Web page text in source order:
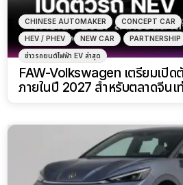
CHINESE AUTOMAKER CONCEPT CAR
HEV / PHEV NEW CAR PARTNERSHIP
ข่าวรถยนต์ไฟฟ้า EV ล่าสุด
FAW-Volkswagen เตรียมเปิด
ภายในปี 2027 สำหรับตลาดจีนเ